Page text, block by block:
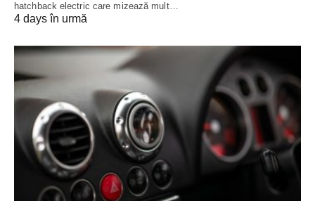
hatchback electric care mizează mult…
4 days în urmă